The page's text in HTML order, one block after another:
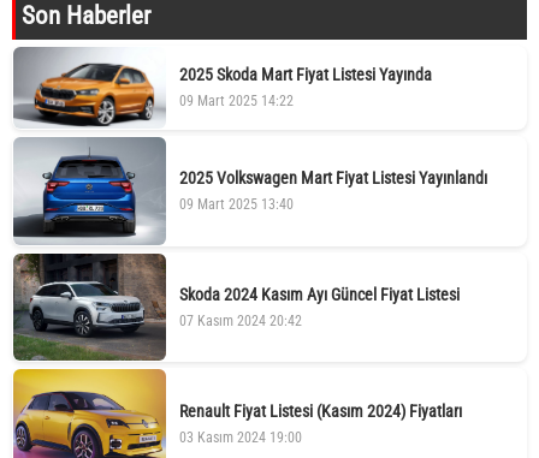
Son Haberler
2025 Skoda Mart Fiyat Listesi Yayında
09 Mart 2025 14:22
2025 Volkswagen Mart Fiyat Listesi Yayınlandı
09 Mart 2025 13:40
Skoda 2024 Kasım Ayı Güncel Fiyat Listesi
07 Kasım 2024 20:42
Renault Fiyat Listesi (Kasım 2024) Fiyatları
03 Kasım 2024 19:00